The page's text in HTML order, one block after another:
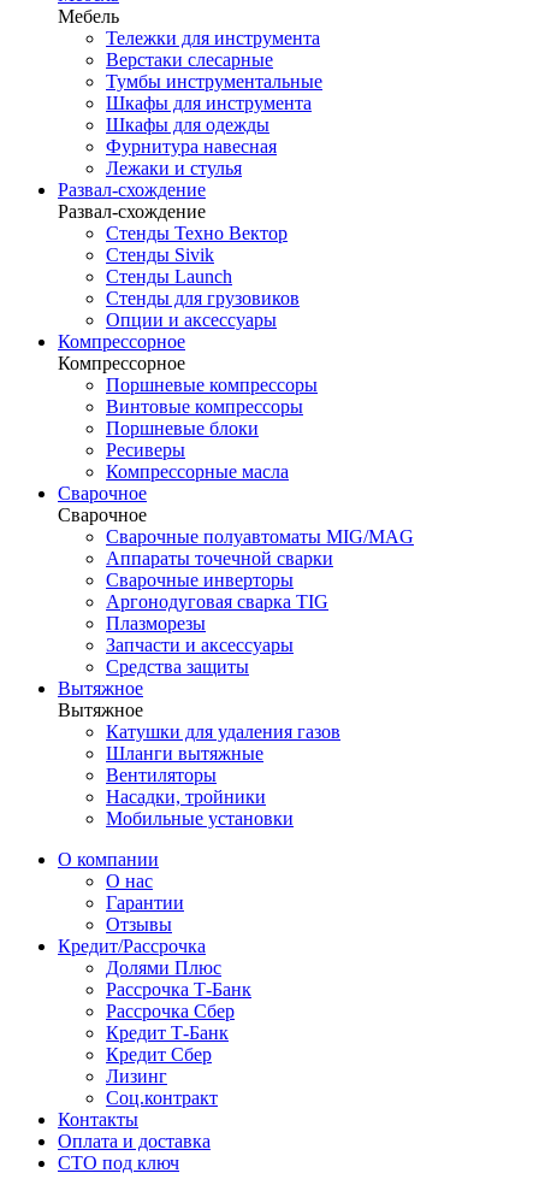
Мебель
Тележки для инструмента
Верстаки слесарные
Тумбы инструментальные
Шкафы для инструмента
Шкафы для одежды
Фурнитура навесная
Лежаки и стулья
Развал-схождение
Развал-схождение
Стенды Техно Вектор
Стенды Sivik
Стенды Launch
Стенды для грузовиков
Опции и аксессуары
Компрессорное
Компрессорное
Поршневые компрессоры
Винтовые компрессоры
Поршневые блоки
Ресиверы
Компрессорные масла
Сварочное
Сварочное
Сварочные полуавтоматы MIG/MAG
Аппараты точечной сварки
Сварочные инверторы
Аргонодуговая сварка TIG
Плазморезы
Запчасти и аксессуары
Средства защиты
Вытяжное
Вытяжное
Катушки для удаления газов
Шланги вытяжные
Вентиляторы
Насадки, тройники
Мобильные установки
О компании
О нас
Гарантии
Отзывы
Кредит/Рассрочка
Долями Плюс
Рассрочка Т-Банк
Рассрочка Сбер
Кредит Т-Банк
Кредит Сбер
Лизинг
Соц.контракт
Контакты
Оплата и доставка
СТО под ключ